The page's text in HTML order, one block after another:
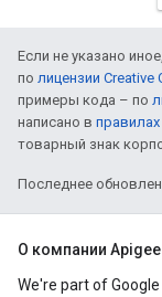
Если не указано
по лицензии Creative
примеры кода – по
написано в правилах
товарный знак
Последнее
О компании Apigee
We're part of Google